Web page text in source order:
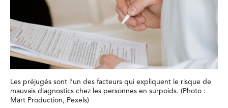
Les préjugés sont l’un des facteurs qui expliquent le risque de
mauvais diagnostics chez les personnes en surpoids. (Photo :
Mart Production, Pexels)